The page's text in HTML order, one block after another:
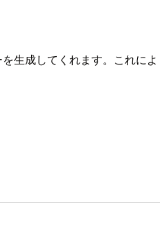
生成してくれます。これに